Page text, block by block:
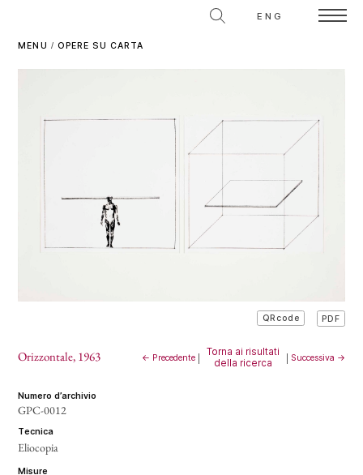
ENG
MENU / OPERE SU CARTA
QRcode PDF
Orizzontale, 1963 ← Precedente|
Torna ai risultati
della ricerca
Successiva →
numero d’archivio
GPC-0012
tecnica
Eliocopia
misure